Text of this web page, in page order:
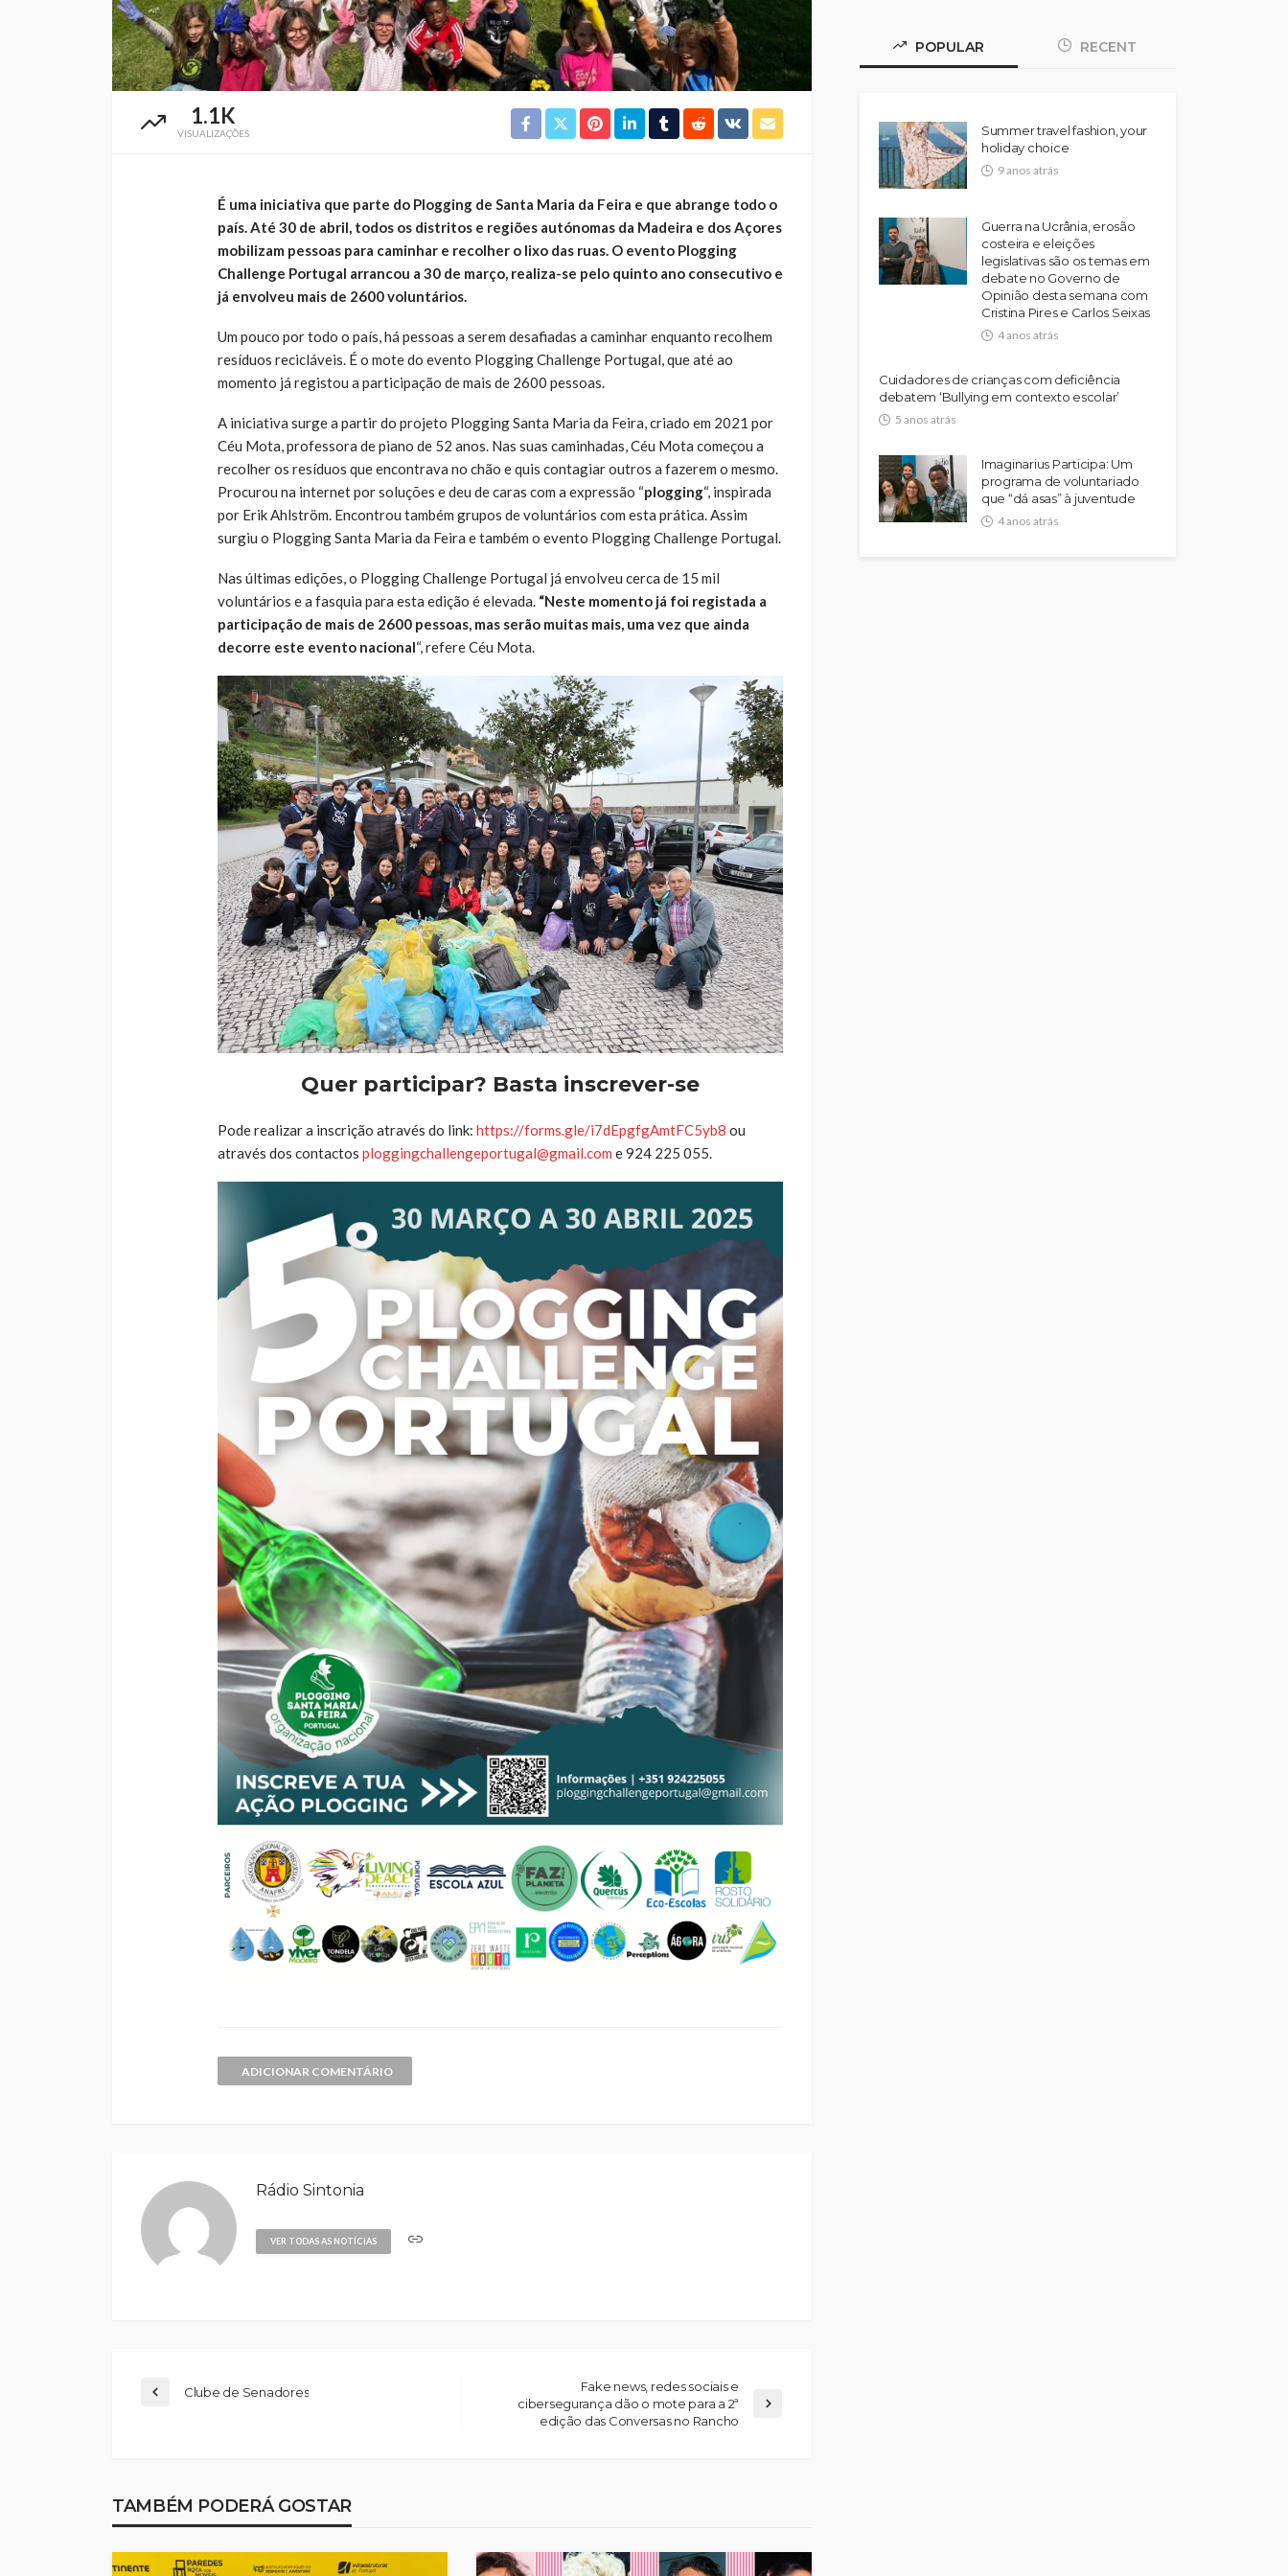
1.1K
VISUALIZAÇÕES
É uma iniciativa que parte do Plogging de Santa Maria da Feira e que abrange todo o
país. Até 30 de abril, todos os distritos e regiões autónomas da Madeira e dos Açores
mobilizam pessoas para caminhar e recolher o lixo das ruas. O evento Plogging
Challenge Portugal arrancou a 30 de março, realiza-se pelo quinto ano consecutivo e
já envolveu mais de 2600 voluntários.
Um pouco por todo o país, há pessoas a serem desafiadas a caminhar enquanto recolhem
resíduos recicláveis. É o mote do evento Plogging Challenge Portugal, que até ao
momento já registou a participação de mais de 2600 pessoas.
A iniciativa surge a partir do projeto Plogging Santa Maria da Feira, criado em 2021 por
Céu Mota, professora de piano de 52 anos. Nas suas caminhadas, Céu Mota começou a
recolher os resíduos que encontrava no chão e quis contagiar outros a fazerem o mesmo.
Procurou na internet por soluções e deu de caras com a expressão “plogging“, inspirada
por Erik Ahlström. Encontrou também grupos de voluntários com esta prática. Assim
surgiu o Plogging Santa Maria da Feira e também o evento Plogging Challenge Portugal.
Nas últimas edições, o Plogging Challenge Portugal já envolveu cerca de 15 mil
voluntários e a fasquia para esta edição é elevada. “Neste momento já foi registada a
participação de mais de 2600 pessoas, mas serão muitas mais, uma vez que ainda
decorre este evento nacional“, refere Céu Mota.
Quer participar? Basta inscrever-se
Pode realizar a inscrição através do link: https://forms.gle/i7dEpgfgAmtFC5yb8 ou
através dos contactos ploggingchallengeportugal@gmail.com e 924 225 055.
ADICIONAR COMENTÁRIO
Rádio Sintonia
VER TODAS AS NOTÍCIAS
Clube de Senadores
Fake news, redes sociais e
cibersegurança dão o mote para a 2ª
edição das Conversas no Rancho
TAMBÉM PODERÁ GOSTAR
POPULAR RECENT
Summer travel fashion, your
holiday choice
9 anos atrás
Guerra na Ucrânia, erosão
costeira e eleições
legislativas são os temas em
debate no Governo de
Opinião desta semana com
Cristina Pires e Carlos Seixas
4 anos atrás
Cuidadores de crianças com deficiência
debatem ‘Bullying em contexto escolar’
5 anos atrás
Imaginarius Participa: Um
programa de voluntariado
que “dá asas” à juventude
4 anos atrás